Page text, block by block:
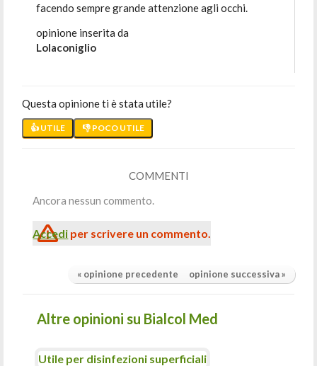
facendo sempre grande attenzione agli occhi.
opinione inserita da
Lolaconiglio
Questa opinione ti è stata utile?
👍 UTILE 👎 POCO UTILE
COMMENTI
Ancora nessun commento.
Accedi per scrivere un commento.
« opinione precedente opinione successiva »
Altre opinioni su Bialcol Med
Utile per disinfezioni superficiali